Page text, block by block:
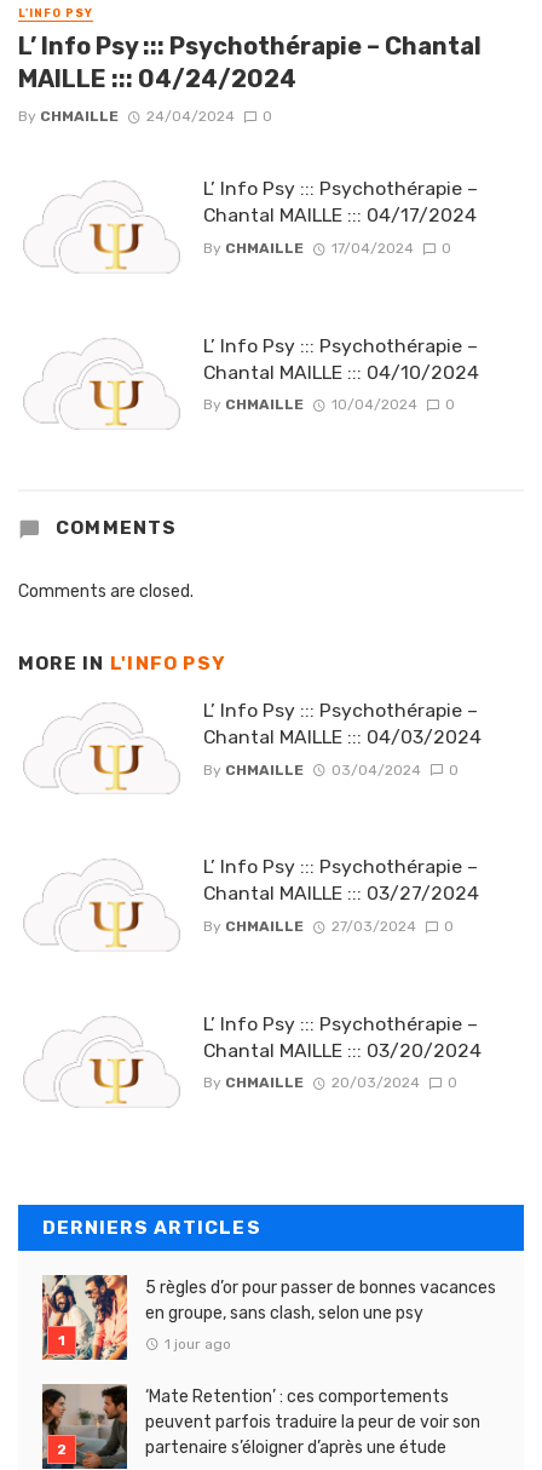
L'INFO PSY
L’ Info Psy ::: Psychothérapie – Chantal
MAILLE ::: 04/24/2024
By CHMAILLE 24/04/2024 0
L’ Info Psy ::: Psychothérapie –
Chantal MAILLE ::: 04/17/2024
By CHMAILLE 17/04/2024 0
L’ Info Psy ::: Psychothérapie –
Chantal MAILLE ::: 04/10/2024
By CHMAILLE 10/04/2024 0
COMMENTS
Comments are closed.
MORE IN L'INFO PSY
L’ Info Psy ::: Psychothérapie –
Chantal MAILLE ::: 04/03/2024
By CHMAILLE 03/04/2024 0
L’ Info Psy ::: Psychothérapie –
Chantal MAILLE ::: 03/27/2024
By CHMAILLE 27/03/2024 0
L’ Info Psy ::: Psychothérapie –
Chantal MAILLE ::: 03/20/2024
By CHMAILLE 20/03/2024 0
DERNIERS ARTICLES
5 règles d’or pour passer de bonnes vacances
en groupe, sans clash, selon une psy
1 jour ago
‘Mate Retention’ : ces comportements
peuvent parfois traduire la peur de voir son
partenaire s’éloigner d’après une étude